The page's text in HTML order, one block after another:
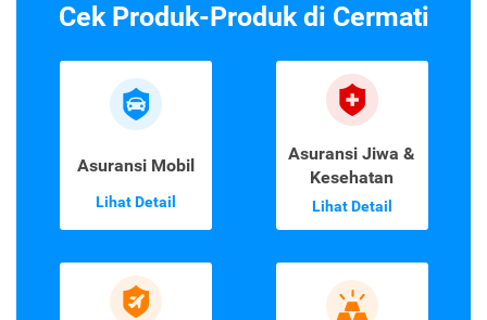
Cek Produk-Produk di Cermati
Asuransi Mobil
Lihat Detail
Asuransi Jiwa &
Kesehatan
Lihat Detail